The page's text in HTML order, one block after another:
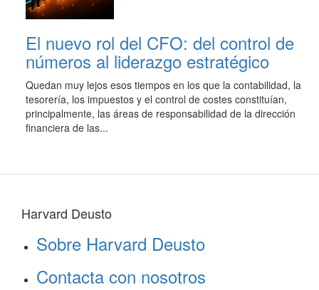
El nuevo rol del CFO: del control de
números al liderazgo estratégico
Quedan muy lejos esos tiempos en los que la contabilidad, la
tesorería, los impuestos y el control de costes constituían,
principalmente, las áreas de responsabilidad de la dirección
financiera de las...
Harvard Deusto
Sobre Harvard Deusto
Contacta con nosotros